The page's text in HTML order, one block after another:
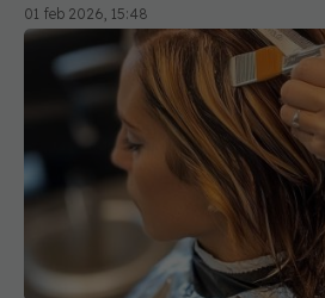
01 feb 2026, 15:48